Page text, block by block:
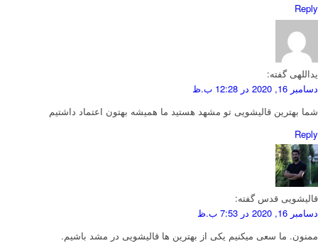
Reply
یداللهی گفته:
دسامبر 16, 2020 در 12:28 ب.ظ
شما بهترین قالیشویی تو مشهد هستید ما همیشه بهتون اعتماد داشتیم
Reply
قالیشویی قدس گفته:
دسامبر 16, 2020 در 7:53 ب.ظ
ممنون. ما سعی میکنیم یکی از بهترین ها قالیشویی در مشد باشیم.